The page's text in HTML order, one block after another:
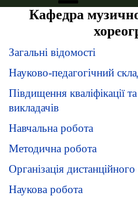
Кафедра
Загальні відомості
Науково-педагогічний
Півдищення кваліфікації
викладачів
Навчальна робота
Методична робота
Організація
Наукова робота